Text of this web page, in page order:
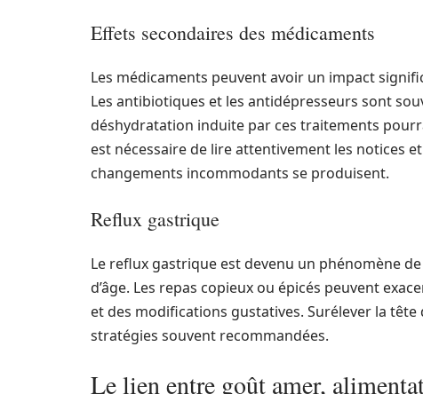
Effets secondaires des médicaments
Les médicaments peuvent avoir un impact
Les antibiotiques et les antidépresseurs sont
déshydratation induite par ces traitements
est nécessaire de lire attentivement les notices
changements incommodants se produisent.
Reflux gastrique
Le reflux gastrique est devenu un phénomène
d’âge. Les repas copieux ou épicés peuvent
et des modifications gustatives. Surélever la
stratégies souvent recommandées.
Le lien entre goût amer,